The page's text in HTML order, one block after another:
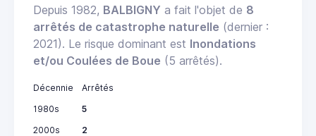
Depuis 1982, BALBIGNY a fait l'objet de 8
arrêtés de catastrophe naturelle (dernier :
2021). Le risque dominant est Inondations
et/ou Coulées de Boue (5 arrêtés).
Décennie
Arrêtés
1980s
5
2000s
2